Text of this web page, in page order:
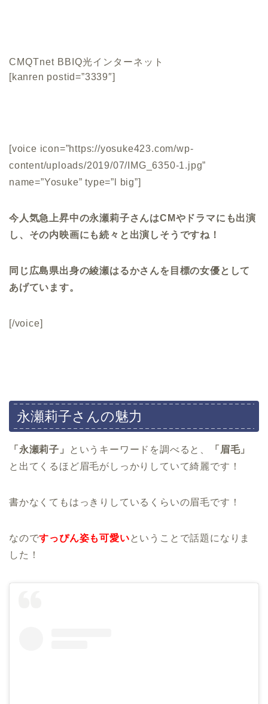
CMQTnet BBIQ光インターネット
[kanren postid=”3339″]
[voice icon=”https://yosuke423.com/wp-
content/uploads/2019/07/IMG_6350-1.jpg”
name=”Yosuke” type=”l big”]
今人気急上昇中の永瀬莉子さんはCMやドラマにも出演
し、その内映画にも続々と出演しそうですね！
同じ広島県出身の綾瀬はるかさんを目標の女優として
あげています。
[/voice]
永瀬莉子さんの魅力
「永瀬莉子」 というキーワードを調べると、
「眉毛」
と出てくるほど眉毛がしっかりしていて綺麗です！
書かなくてもはっきりしているくらいの眉毛です！
なのですっぴん姿も可愛いということで話題になりま
した！